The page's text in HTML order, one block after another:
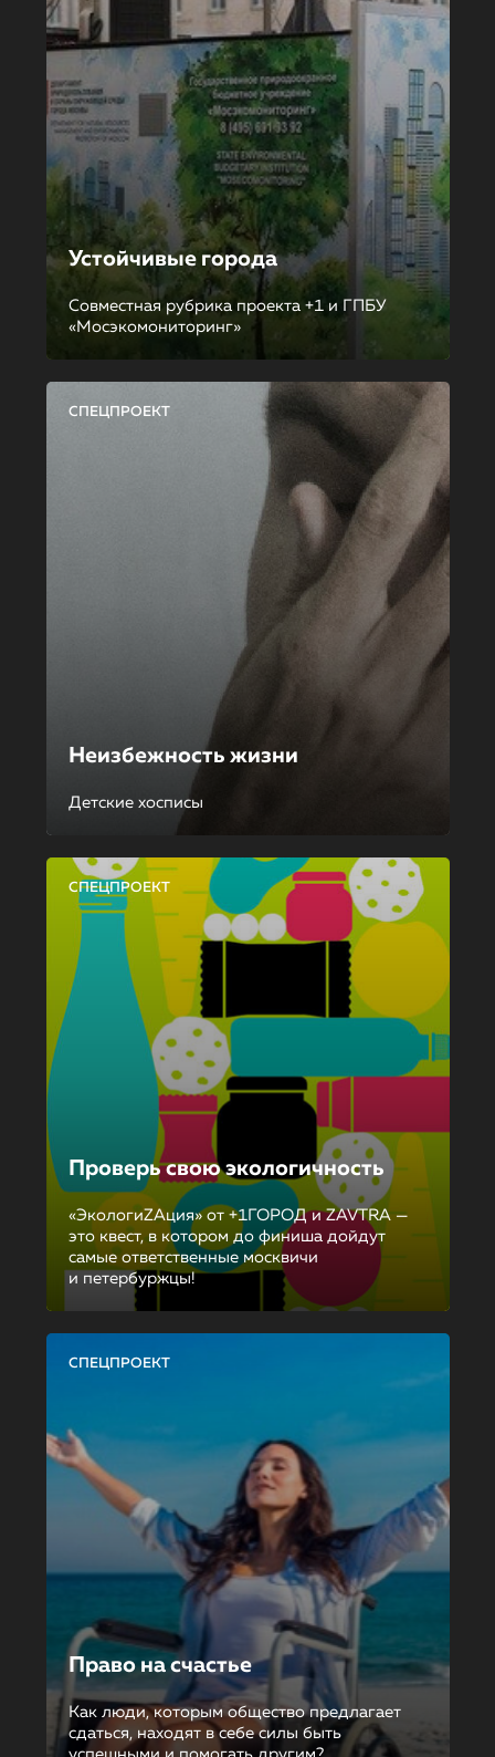
Устойчивые города
Совместная рубрика проекта +1 и ГПБУ
«Мосэкомониторинг»
СПЕЦПРОЕКТ
Неизбежность жизни
Детские хосписы
СПЕЦПРОЕКТ
Проверь свою экологичность
«ЭкологиZAция» от +1ГОРОД и ZAVTRA —
это квест, в котором до финиша дойдут
самые ответственные москвичи
и петербуржцы!
СПЕЦПРОЕКТ
Право на счастье
Как люди, которым общество предлагает
сдаться, находят в себе силы быть